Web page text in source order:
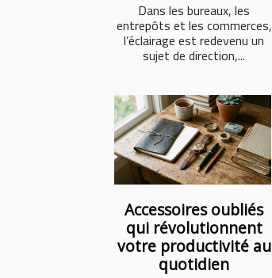
Dans les bureaux, les
entrepôts et les commerces,
l’éclairage est redevenu un
sujet de direction,...
Accessoires oubliés
qui révolutionnent
votre productivité au
quotidien